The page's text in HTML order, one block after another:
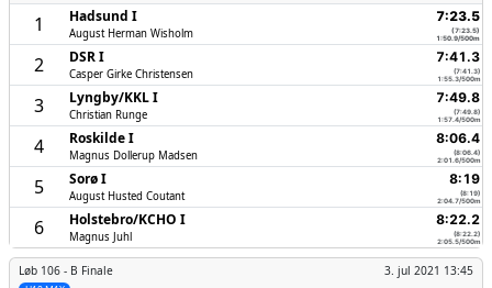
1 Hadsund I
August Herman Wisholm
7:23.5
(7:23.5)
1:50.9/500m
2 DSR I
Casper Girke Christensen
7:41.3
(7:41.3)
1:55.3/500m
3 Lyngby/­KKL I
Christian Runge
7:49.8
(7:49.8)
1:57.4/500m
4 Roskilde I
Magnus Dollerup Madsen
8:06.4
(8:06.4)
2:01.6/500m
5 Sorø I
August Husted Coutant
8:19
(8:19)
2:04.7/500m
6 Holstebro/­KCHO I
Magnus Juhl
8:22.2
(8:22.2)
2:05.5/500m
Løb 106 - B Finale 3. jul 2021 13:45